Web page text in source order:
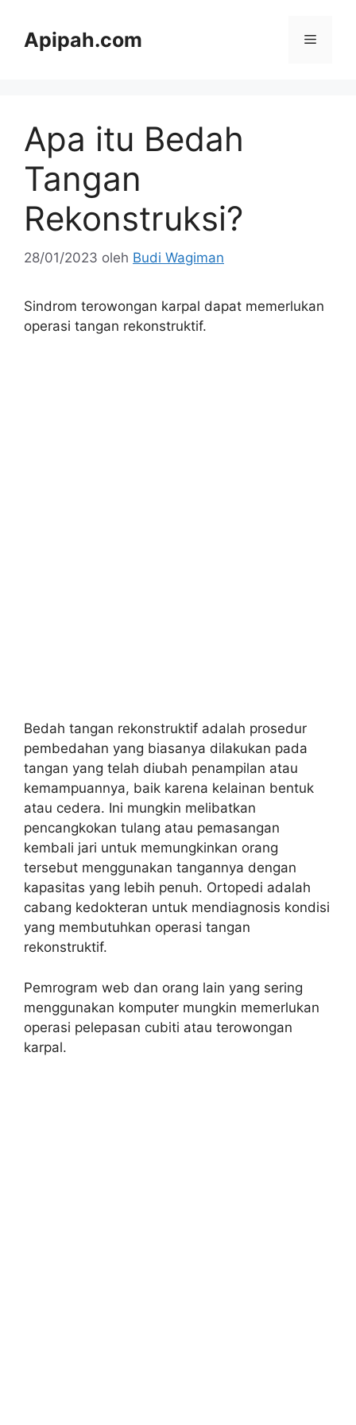
Apipah.com Menu
Apa itu Bedah
Tangan
Rekonstruksi?
28/01/2023 oleh Budi Wagiman
Sindrom terowongan karpal dapat memerlukan
operasi tangan rekonstruktif.
Bedah tangan rekonstruktif adalah prosedur
pembedahan yang biasanya dilakukan pada
tangan yang telah diubah penampilan atau
kemampuannya, baik karena kelainan bentuk
atau cedera. Ini mungkin melibatkan
pencangkokan tulang atau pemasangan
kembali jari untuk memungkinkan orang
tersebut menggunakan tangannya dengan
kapasitas yang lebih penuh. Ortopedi adalah
cabang kedokteran untuk mendiagnosis kondisi
yang membutuhkan operasi tangan
rekonstruktif.
Pemrogram web dan orang lain yang sering
menggunakan komputer mungkin memerlukan
operasi pelepasan cubiti atau terowongan
karpal.